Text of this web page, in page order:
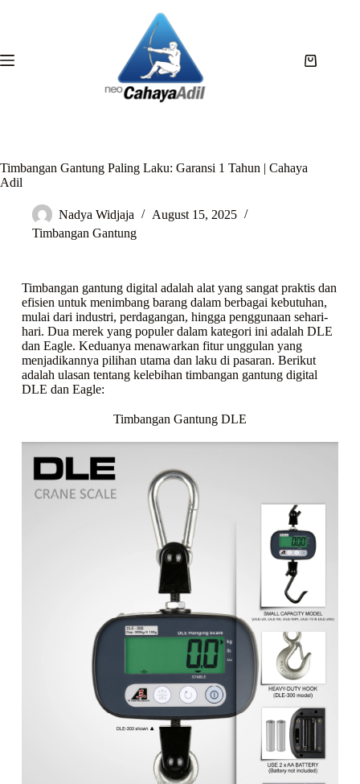
Timbangan Gantung Paling Laku: Garansi 1 Tahun | Cahaya
Adil
Nadya Widjaja
August 15, 2025
Timbangan Gantung
Timbangan gantung digital adalah alat yang sangat praktis dan
efisien untuk menimbang barang dalam berbagai kebutuhan,
mulai dari industri, perdagangan, hingga penggunaan sehari-
hari. Dua merek yang populer dalam kategori ini adalah DLE
dan Eagle. Keduanya menawarkan fitur unggulan yang
menjadikannya pilihan utama dan laku di pasaran. Berikut
adalah ulasan tentang kelebihan timbangan gantung digital
DLE dan Eagle:
Timbangan Gantung DLE